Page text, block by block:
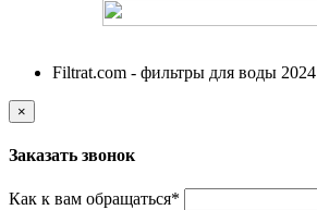
Filtrat.com - фильтры для воды 2024
×
Заказать звонок
Как к вам обращаться*